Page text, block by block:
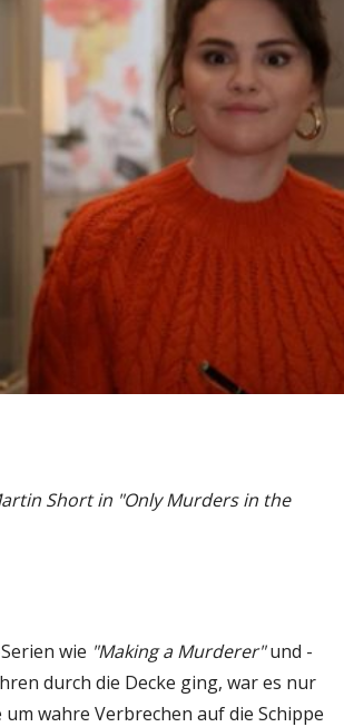
Short in "Only Murders in the
wie "Making a Murderer"und -
durch die Decke ging, war es nur
wahre Verbrechen auf die Schippe